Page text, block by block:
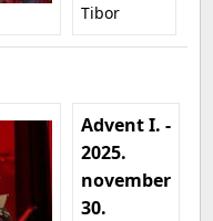
Tibor
Advent I. -
2025.
november
30.